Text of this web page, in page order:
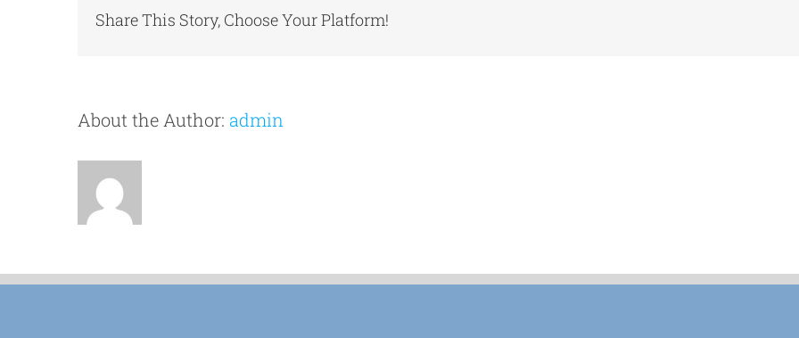
Share This Story, Choose Your Platform!
About the Author: admin